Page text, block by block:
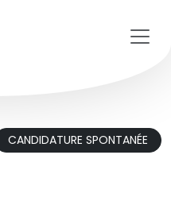
CANDIDATURE SPONTANÉE